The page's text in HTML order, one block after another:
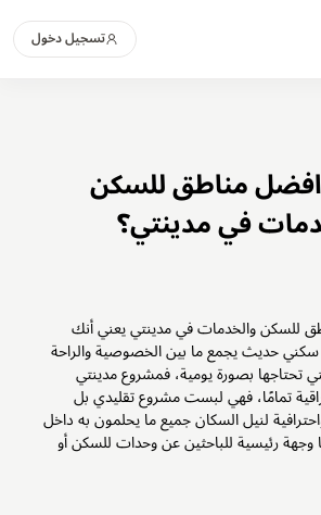
تسجيل دخول
مناطق للسكن
في مدينتي؟
للسكن والخدمات في مدينتي يعني أنك
حديث يجمع ما بين الخصوصية والراحة
تحتاجها بصورة يومية، فمشروع مدينتي
تمامًا، فهي لبست مشروع تقليدي بل
لنيل السكان جميع ما يحلمون به داخل
وجهة رئيسية للباحثين عن وحدات للسكن أو